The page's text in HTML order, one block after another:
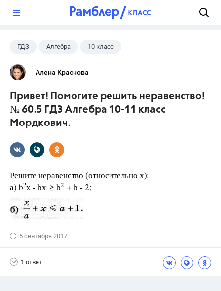
ГДЗ Алгебра 10 класс
11 класс
Алена Краснова
Привет! Помогите решить неравенство!
№ 60.5 ГДЗ Алгебра 10-11 класс
Мордкович.
Решите неравенство (относительно х):
а) b2х - bх ≥ b2 + b - 2;
5 сентября 2017
1 ответ